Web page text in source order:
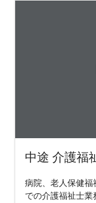
中途 介護福
病院、老人保健
での介護福祉士業